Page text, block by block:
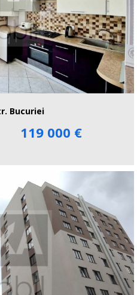
Bucuriei
119 000 €